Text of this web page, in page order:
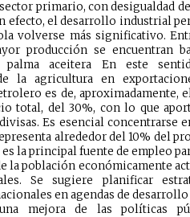
primario, con desigualdad
efecto, el desarrollo industrial
volverse más significativo.
producción se encuentran
palma aceitera En este
la agricultura en
es de, aproximadamente,
total, del 30%, con lo que
Es esencial concentrarse
alrededor del 10% del
la principal fuente de empleo
la población económicamente
Se sugiere planificar
en agendas de
mejora de las políticas